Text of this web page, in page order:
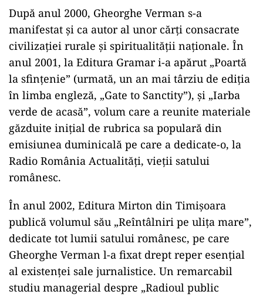
După anul 2000, Gheorghe Verman s-a
manifestat şi ca autor al unor cărţi consacrate
civilizaţiei rurale şi spiritualităţii naţionale. În
anul 2001, la Editura Gramar i-a apărut „Poartă
la sfinţenie” (urmată, un an mai târziu de ediţia
în limba engleză, „Gate to Sanctity”), şi „Iarba
verde de acasă”, volum care a reunite materiale
găzduite iniţial de rubrica sa populară din
emisiunea duminicală pe care a dedicate-o, la
Radio România Actualităţi, vieţii satului
românesc.
În anul 2002, Editura Mirton din Timişoara
publică volumul său „Reîntâlniri pe uliţa mare”,
dedicate tot lumii satului românesc, pe care
Gheorghe Verman l-a fixat drept reper esenţial
al existenţei sale jurnalistice. Un remarcabil
studiu managerial despre „Radioul public